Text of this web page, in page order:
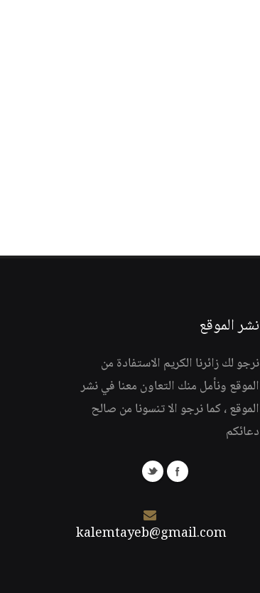
نشر الموقع
نرجو لك زائرنا الكريم الاستفادة من
الموقع ونأمل منك التعاون معنا في نشر
الموقع ، كما نرجو الا تنسونا من صالح
دعائكم
kalemtayeb@gmail.com